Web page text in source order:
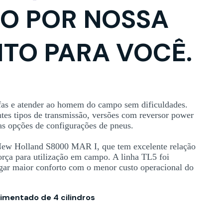
POR NOSSA
PARA VOCÊ.
e atender ao homem do campo sem dificuldades.
tipos de transmissão, versões com reversor power
opções de configurações de pneus.
Holland S8000 MAR I, que tem excelente relação
para utilização em campo. A linha TL5 foi
maior conforto com o menor custo operacional do
de 4 cilindros